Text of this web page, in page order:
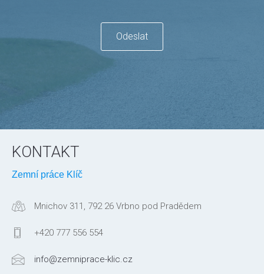
Odeslat
KONTAKT
Zemní práce Klíč
Mnichov 311, 792 26 Vrbno pod Pradědem
+420 777 556 554
info@zemniprace-klic.cz